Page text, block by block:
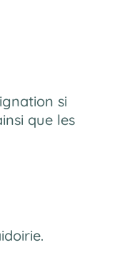
si
que les